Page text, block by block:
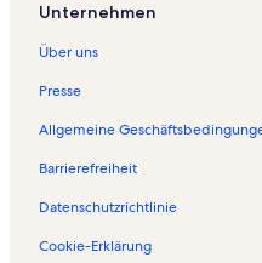
Unternehmen
Über uns
Presse
Allgemeine
Barrierefreiheit
Datenschutzrichtlinie
Cookie-Erklärung